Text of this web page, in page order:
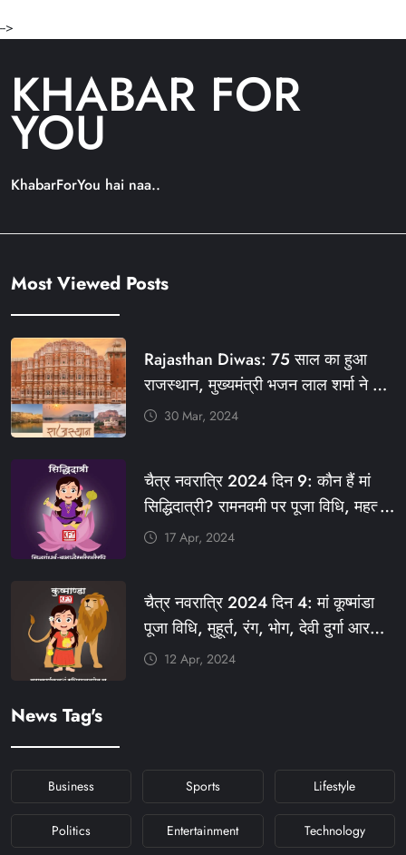
-->
KHABAR FOR
YOU
KhabarForYou hai naa..
Most Viewed Posts
Rajasthan Diwas: 75 साल का हुआ
राजस्थान, मुख्यमंत्री भजन लाल शर्मा ने दी
बधाई, आज फ्री रहेंगी ये सेवाएं
#KHABARFORYOU #KFYNEWS
#KFYSOCIAL
30 Mar, 2024
चैत्र नवरात्रि 2024 दिन 9: कौन हैं मां
सिद्धिदात्री? रामनवमी पर पूजा विधि, महत्व,
रंग, प्रसाद #KFY #KFYNEWS
#NAVRATRIDAY
17 Apr, 2024
चैत्र नवरात्रि 2024 दिन 4: मां कूष्मांडा
पूजा विधि, मुहूर्त, रंग, भोग, देवी दुर्गा आरती
और मंत्र #KFY #KFYNEWS
12 Apr, 2024
News Tag's
Business Sports Lifestyle
Politics Entertainment Technology